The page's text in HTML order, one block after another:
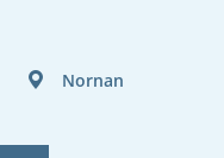
Nornan